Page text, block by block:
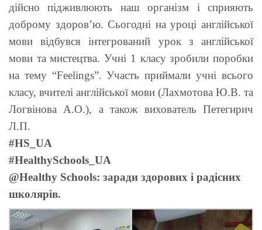
дійсно підживлюють наш організм і сприяють
доброму здоров’ю. Сьогодні на уроці англійської
мови відбувся інтегрований урок з англійської
мови та мистецтва. Учні 1 класу зробили поробки
на тему “Feelings”. Участь приймали учні всього
класу, вчителі англійської мови (Лахмотова Ю.В. та
Логвінова А.О.), а також вихователь Петегирич
Л.П.
#HS_UA
#HealthySchools_UA
@Healthy Schools: заради здорових і радісних
школярів.